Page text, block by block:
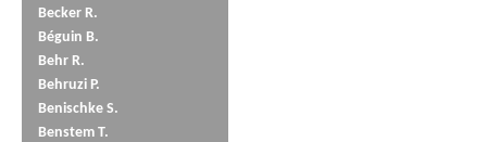
Becker R.
Béguin B.
Behr R.
Behruzi P.
Benischke S.
Benstem T.